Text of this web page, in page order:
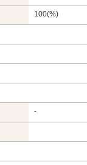
100(%)
-